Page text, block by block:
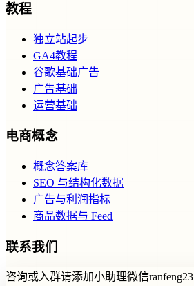
教程
独立站起步
GA4教程
谷歌基础广告
广告基础
运营基础
电商概念
概念答案库
SEO 与结构化数据
广告与利润指标
商品数据与 Feed
联系我们
咨询或入群请添加小助理微信ranfeng23